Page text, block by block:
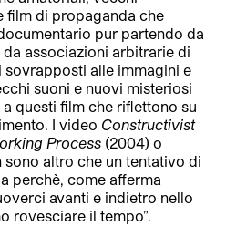
film di propaganda che
pur partendo da
associazioni arbitrarie di
sovrapposti alle immagini e
suoni e nuovi misteriosi
questi film che riflettono su
I video Constructivist
Process (2004) o
sono altro che un tentativo di
perchè, come afferma
avanti e indietro nello
rovesciare il tempo”.